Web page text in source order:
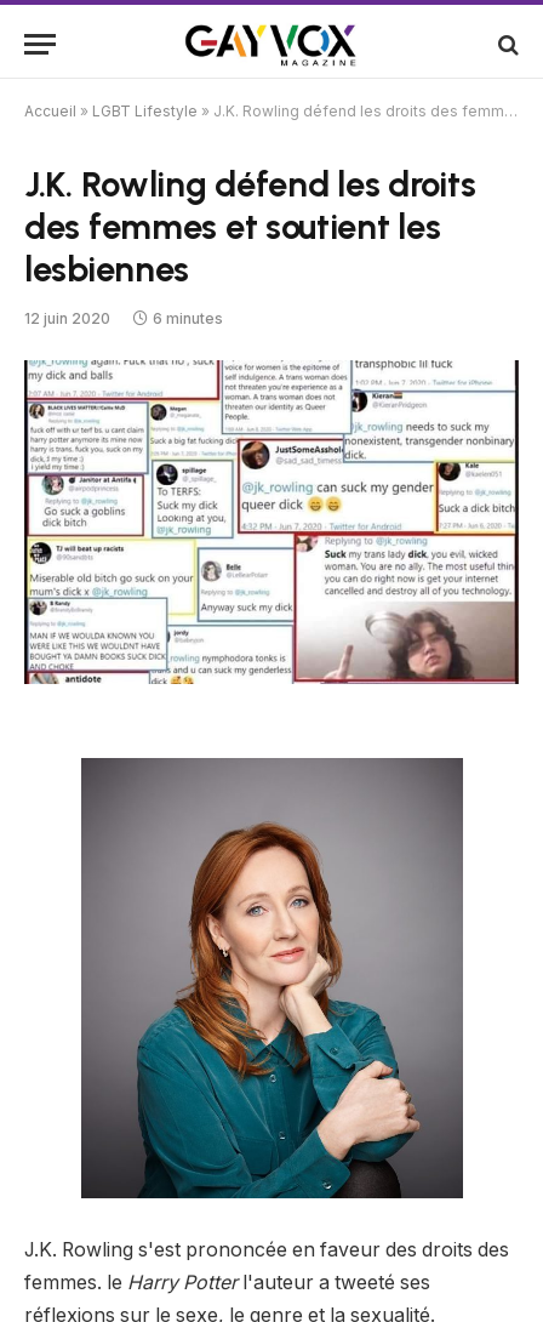
Accueil » LGBT Lifestyle » J.K. Rowling défend les droits des femmes et soutient les lesbiennes
J.K. Rowling défend les droits
des femmes et soutient les
lesbiennes
12 juin 2020 6 minutes
J.K. Rowling s'est prononcée en faveur des droits des
femmes. le Harry Potterl'auteur a tweeté ses
réflexions sur le sexe, le genre et la sexualité.